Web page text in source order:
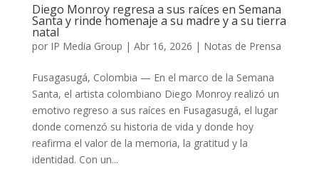
Diego Monroy regresa a sus raíces en Semana
Santa y rinde homenaje a su madre y a su tierra
natal
por IP Media Group | Abr 16, 2026 | Notas de Prensa
Fusagasugá, Colombia — En el marco de la Semana
Santa, el artista colombiano Diego Monroy realizó un
emotivo regreso a sus raíces en Fusagasugá, el lugar
donde comenzó su historia de vida y donde hoy
reafirma el valor de la memoria, la gratitud y la
identidad. Con un...